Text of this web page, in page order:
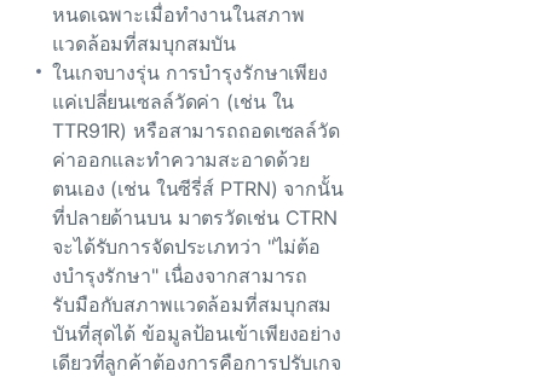
หนดเฉพาะเมื่อทํางานในสภาพ
แวดล้อมที่สมบุกสมบัน
ในเกจบางรุ่น การบํารุงรักษาเพียง
แค่เปลี่ยนเซลล์วัดค่า (เช่น ใน
TTR91R) หรือสามารถถอดเซลล์วัด
ค่าออกและทําความสะอาดด้วย
ตนเอง (เช่น ในซีรี่ส์ PTRN) จากนั้น
ที่ปลายด้านบน มาตรวัดเช่น CTRN
จะได้รับการจัดประเภทว่า "ไม่ต้อ
งบํารุงรักษา" เนื่องจากสามารถ
รับมือกับสภาพแวดล้อมที่สมบุกสม
บันที่สุดได้ ข้อมูลป้อนเข้าเพียงอย่าง
เดียวที่ลูกค้าต้องการคือการปรับเกจ